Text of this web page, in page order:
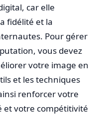
car elle
fidélité et la
Pour gérer
vous devez
votre image en
et les techniques
renforcer votre
et votre compétitivité